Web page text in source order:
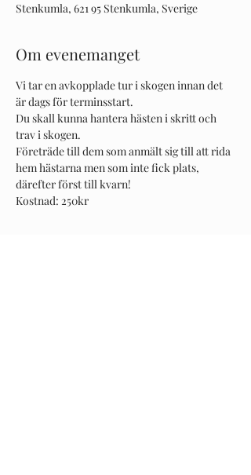
Stenkumla, 621 95 Stenkumla, Sverige
Om evenemanget
Vi tar en avkopplade tur i skogen innan det
är dags för terminsstart.
Du skall kunna hantera hästen i skritt och
trav i skogen.
Företräde till dem som anmält sig till att rida
hem hästarna men som inte fick plats,
därefter först till kvarn!
Kostnad: 250kr